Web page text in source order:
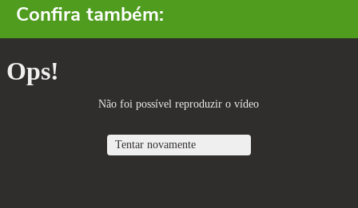
Confira também: